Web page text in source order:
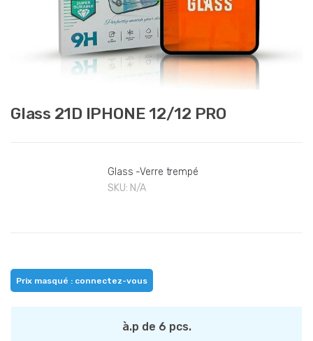
Glass 21D IPHONE 12/12 PRO
Glass -Verre trempé
SKU: N/A
Prix masqué : connectez-vous
à.p de 6 pcs.